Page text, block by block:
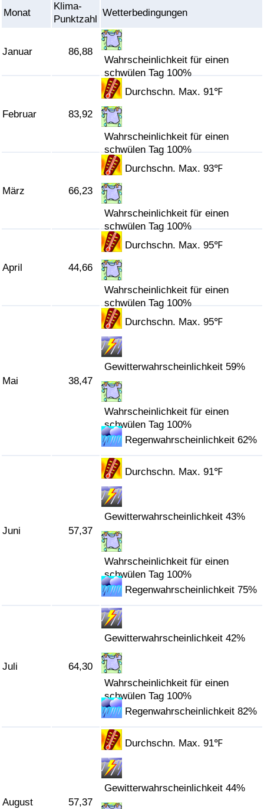
Monat
Klima-
Punktzahl
Wetterbedingungen
Januar 86,88
Wahrscheinlichkeit für einen
schwülen Tag 100%
Februar 83,92
Durchschn. Max. 91℉
Wahrscheinlichkeit für einen
schwülen Tag 100%
März 66,23
Durchschn. Max. 93℉
Wahrscheinlichkeit für einen
schwülen Tag 100%
April 44,66
Durchschn. Max. 95℉
Wahrscheinlichkeit für einen
schwülen Tag 100%
Mai 38,47
Durchschn. Max. 95℉
Gewitterwahrscheinlichkeit 59%
Wahrscheinlichkeit für einen
schwülen Tag 100%
Regenwahrscheinlichkeit 62%
Juni 57,37
Durchschn. Max. 91℉
Gewitterwahrscheinlichkeit 43%
Wahrscheinlichkeit für einen
schwülen Tag 100%
Regenwahrscheinlichkeit 75%
Juli 64,30
Gewitterwahrscheinlichkeit 42%
Wahrscheinlichkeit für einen
schwülen Tag 100%
Regenwahrscheinlichkeit 82%
August 57,37
Durchschn. Max. 91℉
Gewitterwahrscheinlichkeit 44%
Gesundheitsversorgungs-Index nach Land
Umweltverschmutzung
Umweltverschmutzungs-Index (aktuell)
Verschmutzungsindex
Umweltverschmutzungs-Index nach Land
Verkehrs-Index (aktuell)
Verkehrs-Index nach Land